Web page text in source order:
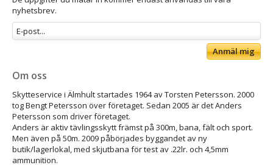
nyhetsbrev.
Anmäl mig
Om oss
Skytteservice i Älmhult startades 1964 av Torsten Petersson. 2000
tog Bengt Petersson över företaget. Sedan 2005 är det Anders
Petersson som driver företaget.
Anders är aktiv tävlingsskytt främst på 300m, bana, fält och sport.
Men även på 50m. 2009 påbörjades byggandet av ny
butik/lagerlokal, med skjutbana för test av .22lr. och 4,5mm
ammunition.